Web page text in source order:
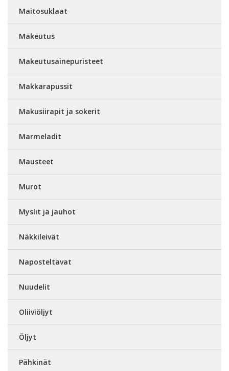
Maitosuklaat
Makeutus
Makeutusainepuristeet
Makkarapussit
Makusiirapit ja sokerit
Marmeladit
Mausteet
Murot
Myslit ja jauhot
Näkkileivät
Naposteltavat
Nuudelit
Oliiviöljyt
Öljyt
Pähkinät